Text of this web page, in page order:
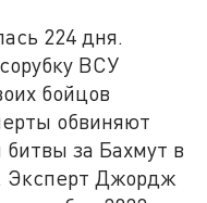
224 дня.
ВСУ
бойцов
обвиняют
за Бахмут в
Эксперт Джордж